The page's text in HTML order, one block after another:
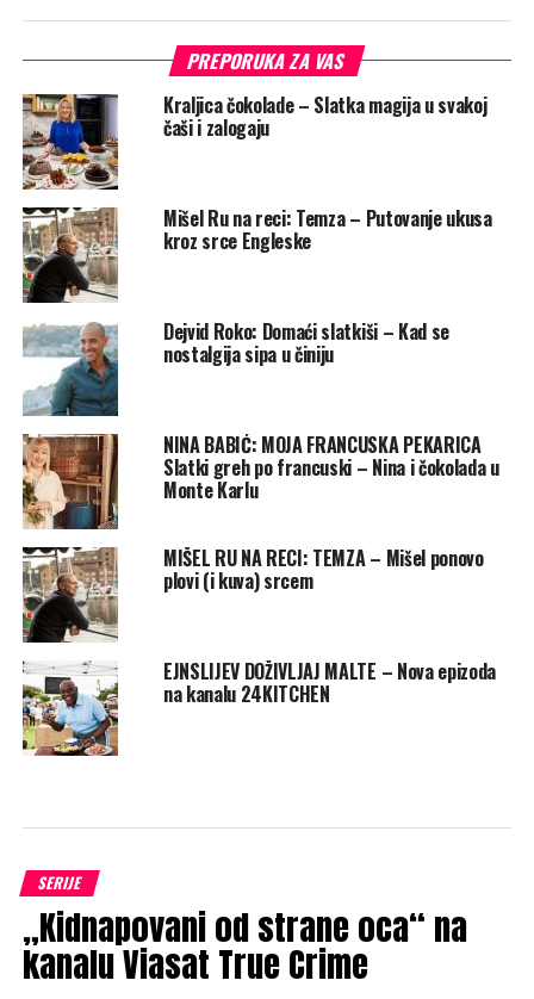
PREPORUKA ZA VAS
Kraljica čokolade – Slatka magija u svakoj
čaši i zalogaju
Mišel Ru na reci: Temza – Putovanje ukusa
kroz srce Engleske
Dejvid Roko: Domaći slatkiši – Kad se
nostalgija sipa u činiju
NINA BABIĆ: MOJA FRANCUSKA PEKARICA
Slatki greh po francuski – Nina i čokolada u
Monte Karlu
MIŠEL RU NA RECI: TEMZA – Mišel ponovo
plovi (i kuva) srcem
EJNSLIJEV DOŽIVLJAJ MALTE – Nova epizoda
na kanalu 24KITCHEN
SERIJE
„Kidnapovani od strane oca“ na
kanalu Viasat True Crime